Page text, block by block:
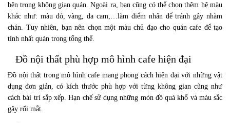
bên trong không gian quán. Ngoài ra, bạn cũng có thể chọn thêm hệ màu
khác như: màu đỏ, vàng, da cam,…làm điểm nhấn để tránh gây nhàm
chán. Tuy nhiên, bạn nên chọn một màu chủ đạo cho quán cafe để tạo
tính nhất quán trong tổng thể.
Đồ nội thất phù hợp mô hình cafe hiện đại
Đồ nội thất trong mô hình cafe mang phong cách hiện đại với những vật
dụng đơn giản, có kích thước phù hợp với từng không gian cũng như
cách bài trí sắp xếp. Hạn chế sử dụng những món đồ quá khổ và màu sắc
gây rối mắt.